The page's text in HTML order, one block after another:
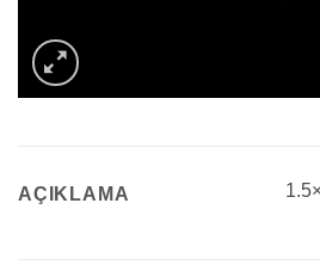
AÇIKLAMA